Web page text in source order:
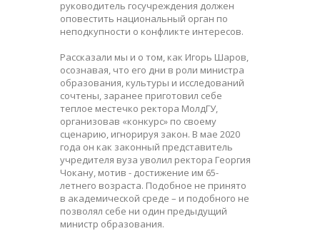
руководитель госучреждения должен
оповестить национальный орган по
неподкупности о конфликте интересов.
Рассказали мы и о том, как Игорь Шаров,
осознавая, что его дни в роли министра
образования, культуры и исследований
сочтены, заранее приготовил себе
теплое местечко ректора МолдГУ,
организовав «конкурс» по своему
сценарию, игнорируя закон. В мае 2020
года он как законный представитель
учредителя вуза уволил ректора Георгия
Чокану, мотив - достижение им 65-
летнего возраста. Подобное не принято
в академической среде – и подобного не
позволял себе ни один предыдущий
министр образования.